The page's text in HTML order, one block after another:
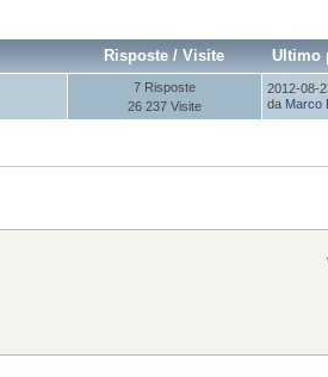
Risposte /Visite Ultimo
7 Risposte
26 237 Visite
2012-08-
da Marco